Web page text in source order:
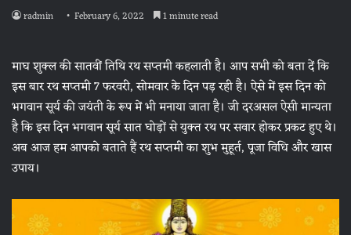
radmin February 6, 2022 1 minute read
माघ शुक्ल की सातवीं तिथि रथ सप्तमी कहलाती है। आप सभी को बता दें कि
इस बार रथ सप्तमी 7 फरवरी, सोमवार के दिन पड़ रही है। ऐसे में इस दिन को
भगवान सूर्य की जयंती के रूप में भी मनाया जाता है। जी दरअसल ऐसी मान्यता
है कि इस दिन भगवान सूर्य सात घोड़ों से युक्त रथ पर सवार होकर प्रकट हुए थे।
अब आज हम आपको बताते हैं रथ सप्तमी का शुभ मुहूर्त, पूजा विधि और खास
उपाय।